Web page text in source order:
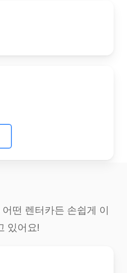
떤 렌터카든 손쉽게 이
있어요!